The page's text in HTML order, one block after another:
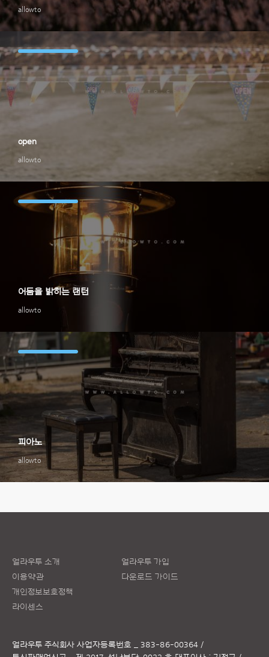
allowto
allowto
open
allowto
어둠을 밝히는 랜턴
allowto
피아노
얼라우투 소개
이용약관
개인정보보호정책
라이센스
얼라우투 가입
다운로드 가이드
얼라우투 주식회사 사업자등록번호 _ 383-86-00364 /